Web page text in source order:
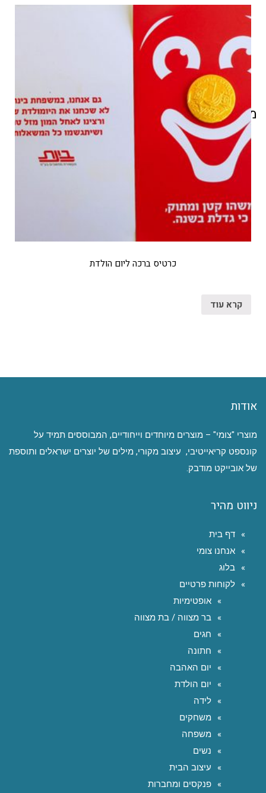
מוצרים קשורים
כרטיס ברכה ליום הולדת
קרא עוד
אודות
מוצרי "צומי" – מוצרים מיוחדים וייחודיים, המבוססים תמיד על
קונספט קריאייטיבי, עיצוב מקורי, מילים של יוצרים ישראלים ותוספת
של אובייקט מודבק.
ניווט מהיר
דף בית
אנחנו צומי
בלוג
לקוחות פרטיים
אופטימיות
בר מצווה / בת מצווה
חגים
חתונה
יום האהבה
יום הולדת
לידה
משחקים
משפחה
נשים
עיצוב הבית
פנקסים ומחברות